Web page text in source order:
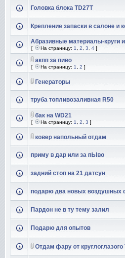
Головка блока TD27T
Крепление запаски в салоне и
Абразивные материалы-круги
[ На страницу: 1 2 3 4 ]
акпп за пиво
[ На страницу: 1 2 ]
Генераторы
труба топливозаливная R50
бак на WD21
[ На страницу: 1 2 3 ]
ковер напольный отдам
приму в дар или за пЫво
задний стоп на 21 датсун
подарю два новых воздушных
Пардон не в ту тему залил
Подарю для опытов
Отдам фару от круглоглазого